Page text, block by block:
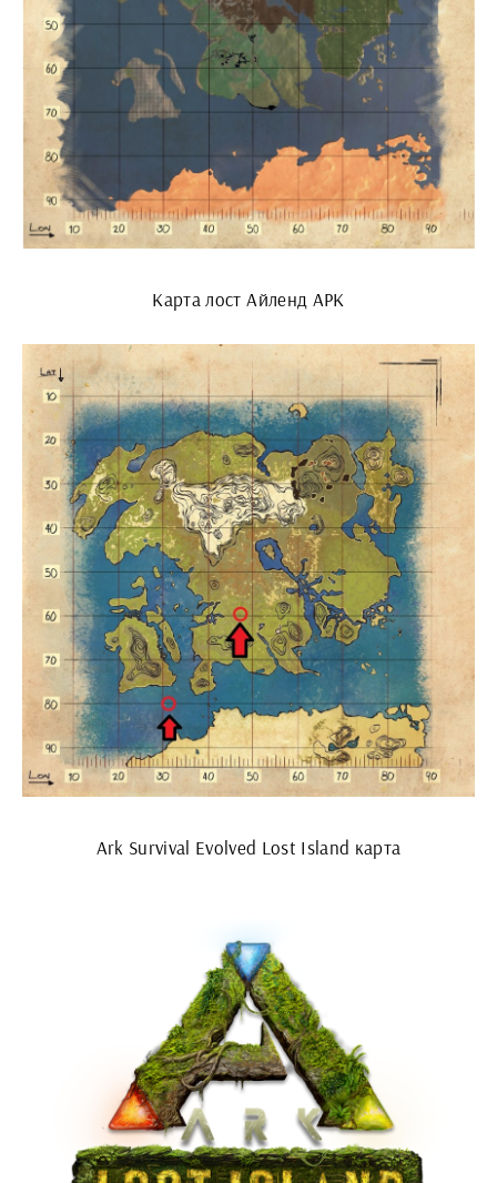
Карта лост Айленд АРК
Ark Survival Evolved Lost Island карта